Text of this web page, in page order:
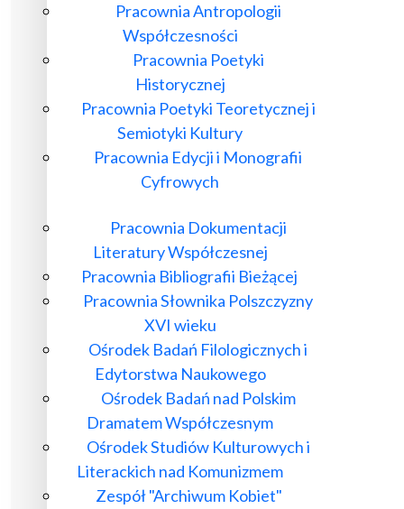
Pracownia Antropologii
Współczesności
Pracownia Poetyki
Historycznej
Pracownia Poetyki Teoretycznej i
Semiotyki Kultury
Pracownia Edycji i Monografii
Cyfrowych
Pracownia Dokumentacji
Literatury Współczesnej
Pracownia Bibliografii Bieżącej
Pracownia Słownika Polszczyzny
XVI wieku
Ośrodek Badań Filologicznych i
Edytorstwa Naukowego
Ośrodek Badań nad Polskim
Dramatem Współczesnym
Ośrodek Studiów Kulturowych i
Literackich nad Komunizmem
Zespół "Archiwum Kobiet"